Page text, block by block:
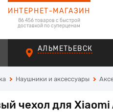
ИНТЕРНЕТ-МАГАЗИН
86 456 товаров с быстрой
доставкой по суперценам
АЛЬМЕТЬЕВСК
Наушники и аксессуары
чехол для